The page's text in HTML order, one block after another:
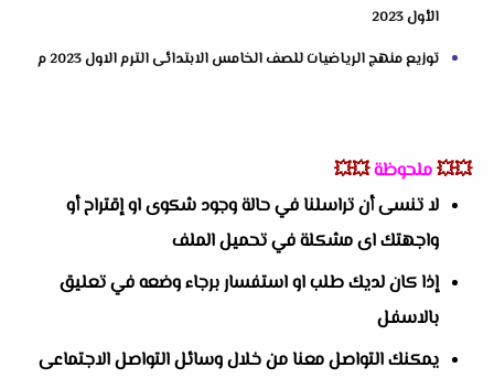
الأول 2023
توزيع منهج الرياضيات للصف الخامس الابتدائى الترم الاول 2023 م
💥💥ملحوظة💥💥
لا تنسى أن تراسلنا في حالة وجود شكوى او إقتراح أو
واجهتك اى مشكلة في تحميل الملف
إذا كان لديك طلب او استفسار برجاء وضعه في تعليق
بالاسفل
يمكنك التواصل معنا من خلال وسائل التواصل الاجتماعى